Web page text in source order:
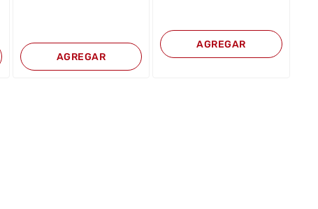
AGREGAR
AGREGAR